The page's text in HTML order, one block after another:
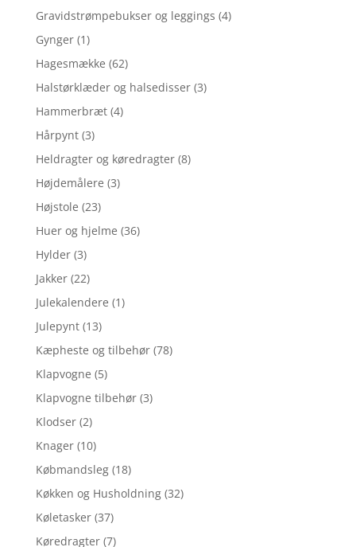
Gravidstrømpebukser og leggings (4)
Gynger (1)
Hagesmække (62)
Halstørklæder og halsedisser (3)
Hammerbræt (4)
Hårpynt (3)
Heldragter og køredragter (8)
Højdemålere (3)
Højstole (23)
Huer og hjelme (36)
Hylder (3)
Jakker (22)
Julekalendere (1)
Julepynt (13)
Kæpheste og tilbehør (78)
Klapvogne (5)
Klapvogne tilbehør (3)
Klodser (2)
Knager (10)
Købmandsleg (18)
Køkken og Husholdning (32)
Køletasker (37)
Køredragter (7)